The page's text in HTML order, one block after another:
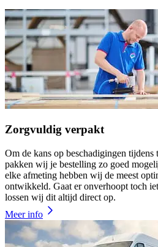
Zorgvuldig verpakt
Om de kans op beschadigingen tijdens
pakken wij je bestelling zo goed
elke afmeting hebben wij de meest
ontwikkeld. Gaat er onverhoopt toch
lossen wij dit altijd direct op.
Meer info